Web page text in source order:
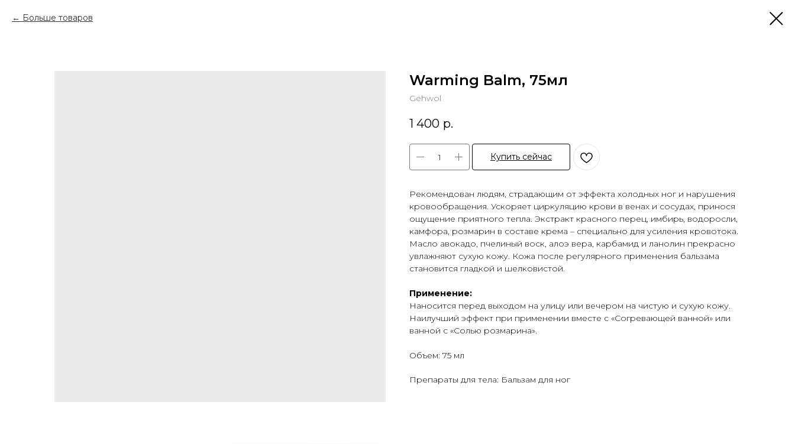
Больше товаров
Warming Balm, 75мл
Gehwol
1 400 р.
Купить сейчас
Рекомендован людям, страдающим от эффекта холодных ног и нарушения
кровообращения. Ускоряет циркуляцию крови в венах и сосудах, принося
ощущение приятного тепла. Экстракт красного перец, имбирь, водоросли,
камфора, розмарин в составе крема – специально для усиления кровотока.
Масло авокадо, пчелиный воск, алоэ вера, карбамид и ланолин прекрасно
увлажняют сухую кожу. Кожа после регулярного применения бальзама
становится гладкой и шелковистой.
Применение:
Наносится перед выходом на улицу или вечером на чистую и сухую кожу.
Наилучший эффект при применении вместе с «Согревающей ванной» или
ванной с «Солью розмарина».
Объем: 75 мл
Препараты для тела: Бальзам для ног